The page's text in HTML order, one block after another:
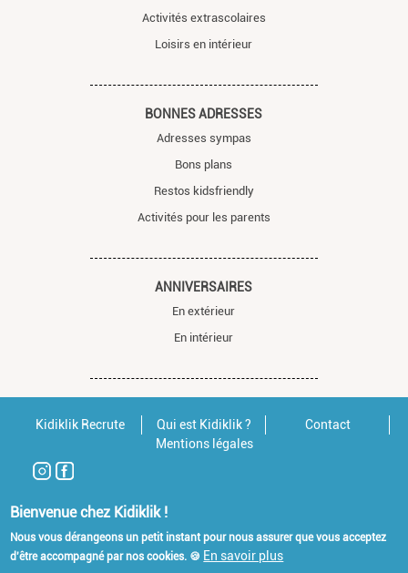
Activités extrascolaires
Loisirs en intérieur
BONNES ADRESSES
Adresses sympas
Bons plans
Restos kidsfriendly
Activités pour les parents
ANNIVERSAIRES
En extérieur
En intérieur
Kidiklik Recrute Qui est Kidiklik ?
Contact
Mentions légales
Bienvenue chez Kidiklik !
Nous vous dérangeons un petit instant pour nous assurer que vous acceptez
d'être accompagné par nos cookies. 🍪 En savoir plus